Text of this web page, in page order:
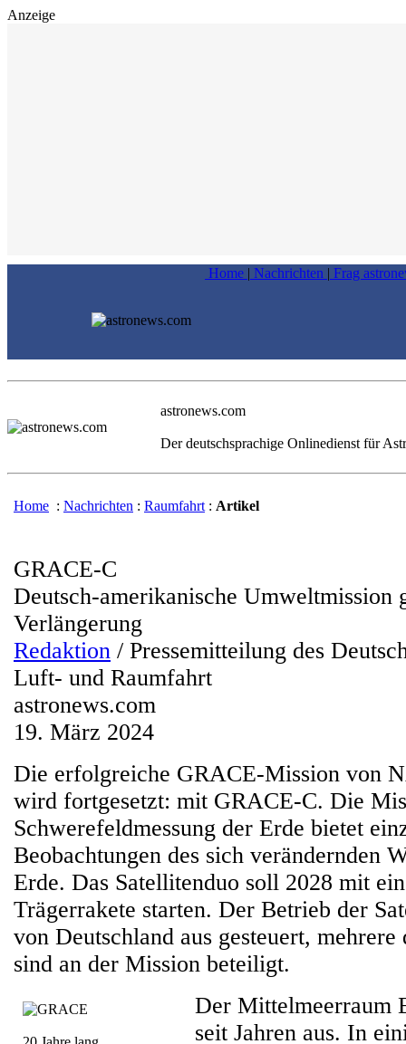
Anzeige
Home | Nachrichten | Frag
astronews.com
Der deutschsprachige Onlinedienst für
Home : Nachrichten : Raumfahrt : Artikel
GRACE-C
Deutsch-amerikanische Umweltmission
Verlängerung
Redaktion / Pressemitteilung des
Luft- und Raumfahrt
astronews.com
19. März 2024
Die erfolgreiche GRACE-Mission von
wird fortgesetzt: mit GRACE-C. Die
Schwerefeldmessung der Erde bietet
Beobachtungen des sich verändernden
Erde. Das Satellitenduo soll 2028 mit
Trägerrakete starten. Der Betrieb der
von Deutschland aus gesteuert, mehrere
sind an der Mission beteiligt.
Der Mittelmeerraum
seit Jahren aus. In